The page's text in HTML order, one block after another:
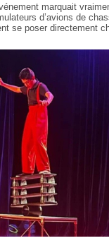
marquait
d’avions de
se poser directement